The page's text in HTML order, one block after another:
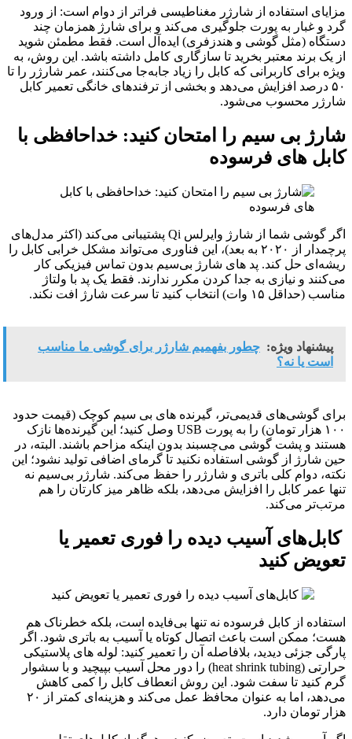
مزایای استفاده از شارژر مغناطیسی فراتر از دوام است: از ورود
گرد و غبار به پورت جلوگیری می‌کند و برای شارژ همزمان چند
دستگاه (مثل گوشی و هندزفری) ایده‌آل است. فقط مطمئن شوید
از یک برند معتبر بخرید تا سازگاری کامل داشته باشد. این روش، به
ویژه برای کاربرانی که کابل را زیاد جابه‌جا می‌کنند، عمر شارژر را تا
۵۰ درصد افزایش می‌دهد و بخشی از ترفندهای خانگی تعمیر کابل
شارژر محسوب می‌شود.
شارژ بی‌ سیم را امتحان کنید: خداحافظی با
کابل‌ های فرسوده
اگر گوشی‌ شما از شارژ وایرلس Qi پشتیبانی می‌کند (اکثر مدل‌های
پرچمدار از ۲۰۲۰ به بعد)، این فناوری می‌تواند مشکل خرابی کابل را
ریشه‌ای حل کند. پد های شارژ بی‌سیم بدون تماس فیزیکی کار
می‌کنند و نیازی به جدا کردن مکرر ندارند. فقط یک پد با ولتاژ
مناسب (حداقل ۱۵ وات) انتخاب کنید تا سرعت شارژ افت نکند.
پیشنهاد ویژه: چطور بفهمیم شارژر برای گوشی ما مناسب
است یا نه؟
برای گوشی‌های قدیمی‌تر، گیرنده‌ های بی‌ سیم کوچک (قیمت حدود
۱۰۰ هزار تومان) را به پورت USB وصل کنید؛ این گیرنده‌ها نازک
هستند و پشت گوشی می‌چسبند بدون اینکه مزاحم باشند. البته، در
حین شارژ از گوشی استفاده نکنید تا گرمای اضافی تولید نشود؛ این
نکته، دوام کلی باتری و شارژر را حفظ می‌کند. شارژر بی‌سیم نه
تنها عمر کابل را افزایش می‌دهد، بلکه ظاهر میز کارتان را هم
مرتب‌تر می‌کند.
کابل‌های آسیب‌ دیده را فوری تعمیر یا
تعویض کنید
استفاده از کابل فرسوده نه تنها بی‌فایده است، بلکه خطرناک هم
هست؛ ممکن است باعث اتصال کوتاه یا آسیب به باتری شود. اگر
پارگی جزئی دیدید، بلافاصله آن را تعمیر کنید: لوله‌ های پلاستیکی
حرارتی (heat shrink tubing) را دور محل آسیب بپیچید و با سشوار
گرم کنید تا سفت شود. این روش انعطاف کابل را کمی کاهش
می‌دهد، اما به عنوان محافظ عمل می‌کند و هزینه‌ای کمتر از ۲۰
هزار تومان دارد.